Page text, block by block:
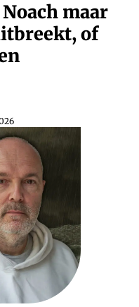
maar
of